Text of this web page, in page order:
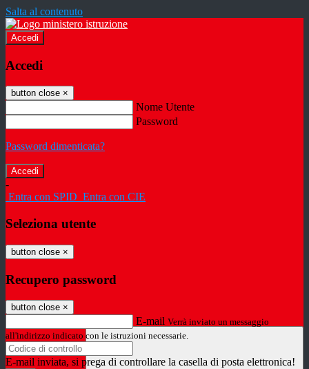
Salta al contenuto
Accedi
Accedi
button close ×
Nome Utente
Password
Password dimenticata?
-
Entra con SPID Entra con CIE
Seleziona utente
button close ×
Recupero password
button close ×
E-mail Verrà inviato un messaggio
all'indirizzo indicato con le istruzioni necessarie.
E-mail inviata, si prega di controllare la casella di posta elettronica!